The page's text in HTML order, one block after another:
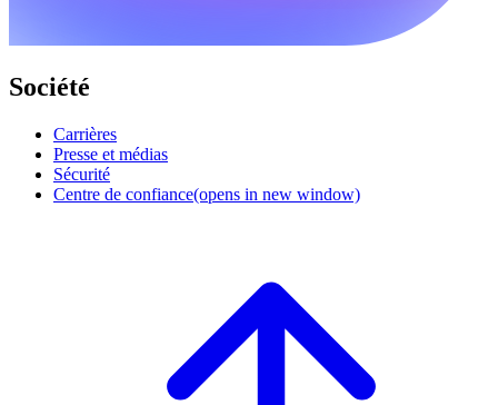
Société
Carrières
Presse et médias
Sécurité
Centre de confiance(opens in new window)